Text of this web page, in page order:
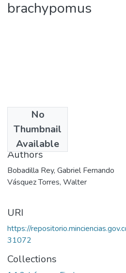
brachypomus
No
Thumbnail
Available
1997
Authors
Bobadilla Rey, Gabriel Fernando
Vásquez Torres, Walter
URI
https://
31072
Collections